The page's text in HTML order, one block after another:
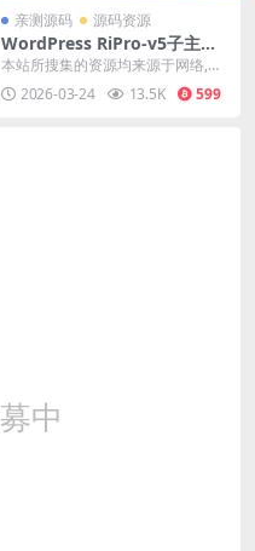
亲测源码 源码资源
WordPress RiPro-v5子主题
Tiny-RiPro 免费下载｜高转化
资源站必备
本站所搜集的资源均来源于网络,仅
供学习研究代码使用,请勿商用本站
所有资源均免费下...
2026-03-24 13.5K 599